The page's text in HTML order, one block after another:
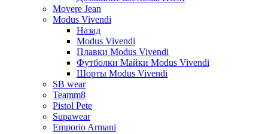
Movere Jean
Modus Vivendi
Назад
Modus Vivendi
Плавки Modus Vivendi
Футболки Майки Modus Vivendi
Шорты Modus Vivendi
SB wear
Teamm8
Pistol Pete
Supawear
Emporio Armani